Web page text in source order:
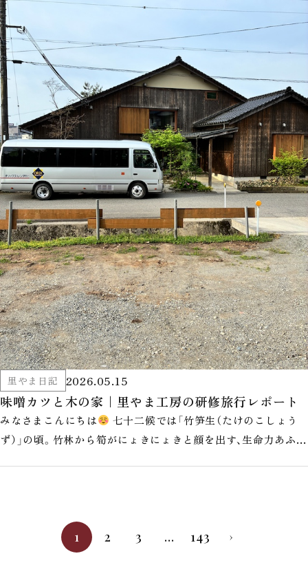
里やま日記 2026.05.15
味噌カツと木の家｜里やま工房の研修旅行レポート
みなさまこんにちは
七十二候では「竹笋生（たけのこしょう
ず）」の頃。竹林から筍がにょきにょきと顔を出す、生命力あふれ
1 2 3 … 143 ›